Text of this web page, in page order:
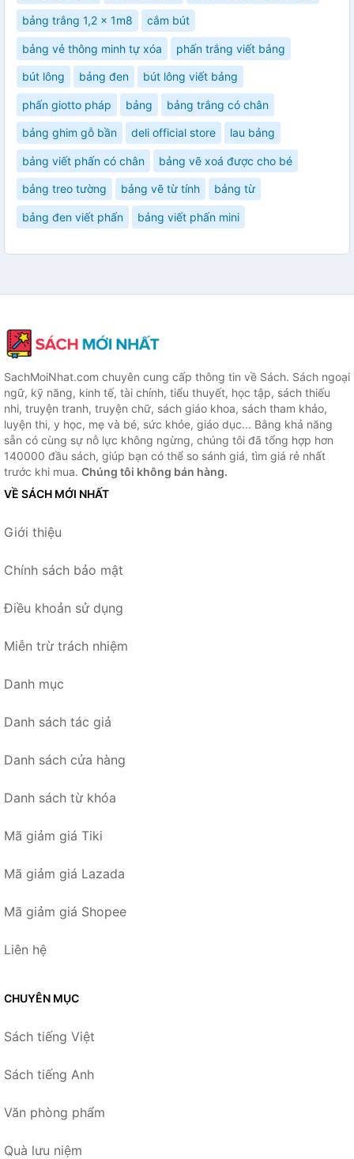
bảng trắng 1,2 x 1m8 cắm bút
bảng vẻ thông minh tự xóa phấn trắng viết bảng
bút lông bảng đen bút lông viết bảng
phấn giotto pháp bảng bảng trắng có chân
bảng ghim gỗ bần deli official store lau bảng
bảng viết phấn có chân bảng vẽ xoá được cho bé
bảng treo tường bảng vẽ từ tính bảng từ
bảng đen viết phấn bảng viết phấn mini
SachMoiNhat.com chuyên cung cấp thông tin về Sách. Sách ngoại
ngữ, kỹ năng, kinh tế, tài chính, tiểu thuyết, học tập, sách thiếu
nhi, truyện tranh, truyện chữ, sách giáo khoa, sách tham khảo,
luyện thi, y học, mẹ và bé, sức khỏe, giáo dục... Bằng khả năng
sẵn có cùng sự nỗ lực không ngừng, chúng tôi đã tổng hợp hơn
140000 đầu sách, giúp bạn có thể so sánh giá, tìm giá rẻ nhất
trước khi mua. Chúng tôi không bán hàng.
VỀ SÁCH MỚI NHẤT
Giới thiệu
Chính sách bảo mật
Điều khoản sử dụng
Miễn trừ trách nhiệm
Danh mục
Danh sách tác giả
Danh sách cửa hàng
Danh sách từ khóa
Mã giảm giá Tiki
Mã giảm giá Lazada
Mã giảm giá Shopee
Liên hệ
CHUYÊN MỤC
Sách tiếng Việt
Sách tiếng Anh
Văn phòng phẩm
Quà lưu niệm